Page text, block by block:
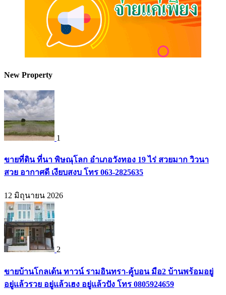
New Property
1
ขายที่ดิน ที่นา พิษณุโลก อำเภอวังทอง 19 ไร่ สวยมาก วิวนา
สวย อากาศดี เงียบสงบ โทร 063-2825635
12 มิถุนายน 2026
2
ขายบ้านโกลเด้น ทาวน์ รามอินทรา-คู้บอน มือ2 บ้านพร้อมอยู่
อยู่แล้วรวย อยู่แล้วเฮง อยู่แล้วปัง โทร 0805924659